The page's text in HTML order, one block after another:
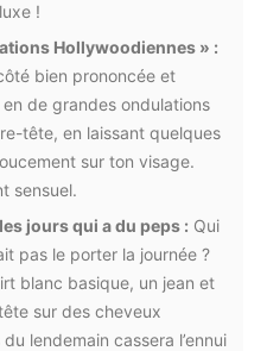
!
Hollywoodiennes » :
bien prononcée et
de grandes ondulations
tête, en laissant quelques
sur ton visage.
sensuel.
jours qui a du peps : Qui
pas le porter la journée ?
blanc basique, un jean et
sur des cheveux
lendemain cassera l’ennui